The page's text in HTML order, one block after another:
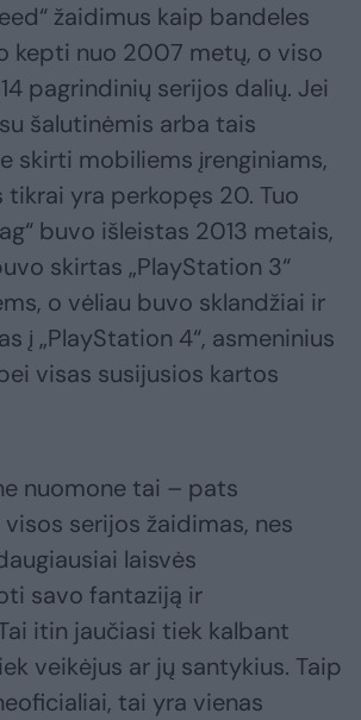
žaidimus kaip bandeles
kepti nuo 2007 metų, o viso
pagrindinių serijos dalių. Jei
šalutinėmis arba tais
skirti mobiliems įrenginiams,
tikrai yra perkopęs 20. Tuo
buvo išleistas 2013 metais,
skirtas „PlayStation 3“
o vėliau buvo sklandžiai ir
į „PlayStation 4“, asmeninius
visas susijusios kartos
nuomone tai – pats
serijos žaidimas, nes
laisvės
savo fantaziją ir
itin jaučiasi tiek kalbant
veikėjus ar jų santykius. Taip
tai yra vienas